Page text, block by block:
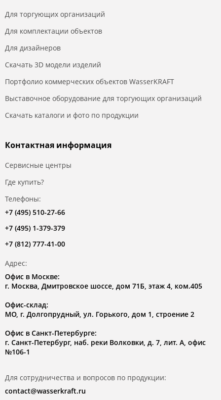
Для торгующих организаций
Для комплектации объектов
Для дизайнеров
Скачать 3D модели изделий
Портфолио коммерческих объектов WasserKRAFT
Выставочное оборудование для торгующих организаций
Скачать каталоги и фото по продукции
Контактная информация
Сервисные центры
Где купить?
Телефоны:
+7 (495) 510-27-66
+7 (495) 1-379-379
+7 (812) 777-41-00
Адрес:
Офис в Москве:
г. Москва, Дмитровское шоссе, дом 71Б, этаж 4, ком.405
Офис-склад:
МО, г. Долгопрудный, ул. Горького, дом 1, строение 2
Офис в Санкт-Петербурге:
г. Санкт-Петербург, наб. реки Волковки, д. 7, лит. А, офис
№106-1
Для сотрудничества и вопросов по продукции:
contact@wasserkraft.ru